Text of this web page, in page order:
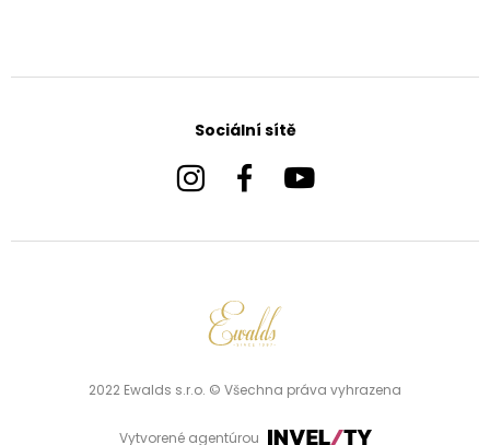
Sociální sítě
2022 Ewalds s.r.o. © Všechna práva vyhrazena
Vytvorené agentúrou